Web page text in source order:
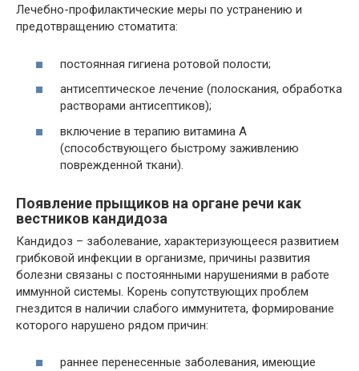
Лечебно-профилактические меры по устранению и
предотвращению стоматита:
постоянная гигиена ротовой полости;
антисептическое лечение (полоскания, обработка
растворами антисептиков);
включение в терапию витамина А
(способствующего быстрому заживлению
поврежденной ткани).
Появление прыщиков на органе речи как
вестников кандидоза
Кандидоз – заболевание, характеризующееся развитием
грибковой инфекции в организме, причины развития
болезни связаны с постоянными нарушениями в работе
иммунной системы. Корень сопутствующих проблем
гнездится в наличии слабого иммунитета, формирование
которого нарушено рядом причин:
раннее перенесенные заболевания, имеющие